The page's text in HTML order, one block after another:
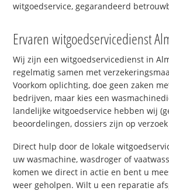
witgoedservice, gegarandeerd
Ervaren witgoedservicedienst
Wij zijn een witgoedservicedienst in
regelmatig samen met
Voorkom oplichting, doe geen zaken
bedrijven, maar kies een
landelijke witgoedservice hebben wij
beoordelingen, dossiers zijn op
Direct hulp door de lokale
uw wasmachine, wasdroger of
komen we direct in actie en bent u
weer geholpen. Wilt u een reparatie